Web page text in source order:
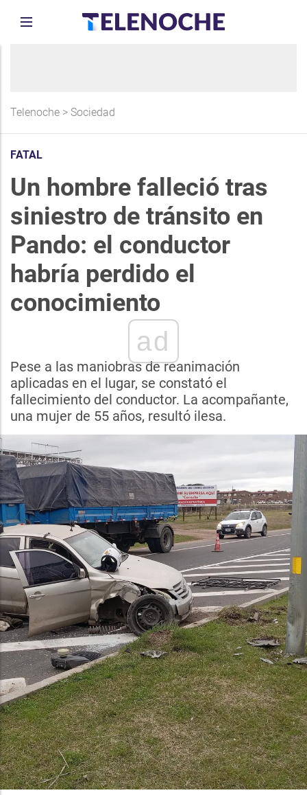
Telenoche > Sociedad
FATAL
Un hombre falleció tras
siniestro de tránsito en
Pando: el conductor
habría perdido el
conocimiento
ad
Pese a las maniobras de reanimación
aplicadas en el lugar, se constató el
fallecimiento del conductor. La acompañante,
una mujer de 55 años, resultó ilesa.